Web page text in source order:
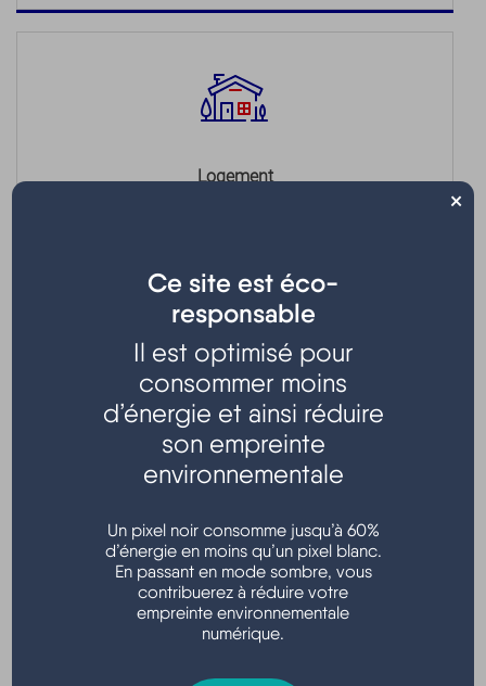
Logement
Transports - Mobilité
Argent - Impôts - Consommation
Ce site est éco-
responsable
Il est optimisé pour
consommer moins
d’énergie et ainsi réduire
son empreinte
environnementale
Un pixel noir consomme jusqu’à 60%
d’énergie en moins qu’un pixel blanc.
En passant en mode sombre, vous
contribuerez à réduire votre
empreinte environnementale
numérique.
×